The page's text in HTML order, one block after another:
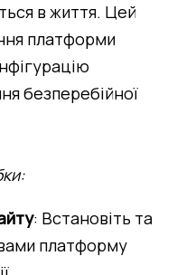
в життя. Цей
платформи
безперебійної
: Встановіть та
платформу